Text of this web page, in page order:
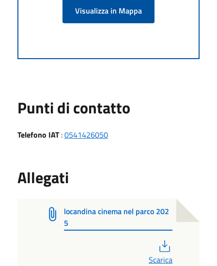
Visualizza in Mappa
Punti di contatto
Telefono IAT:0541426050
Allegati
locandina cinema nel parco 202
5
Scarica